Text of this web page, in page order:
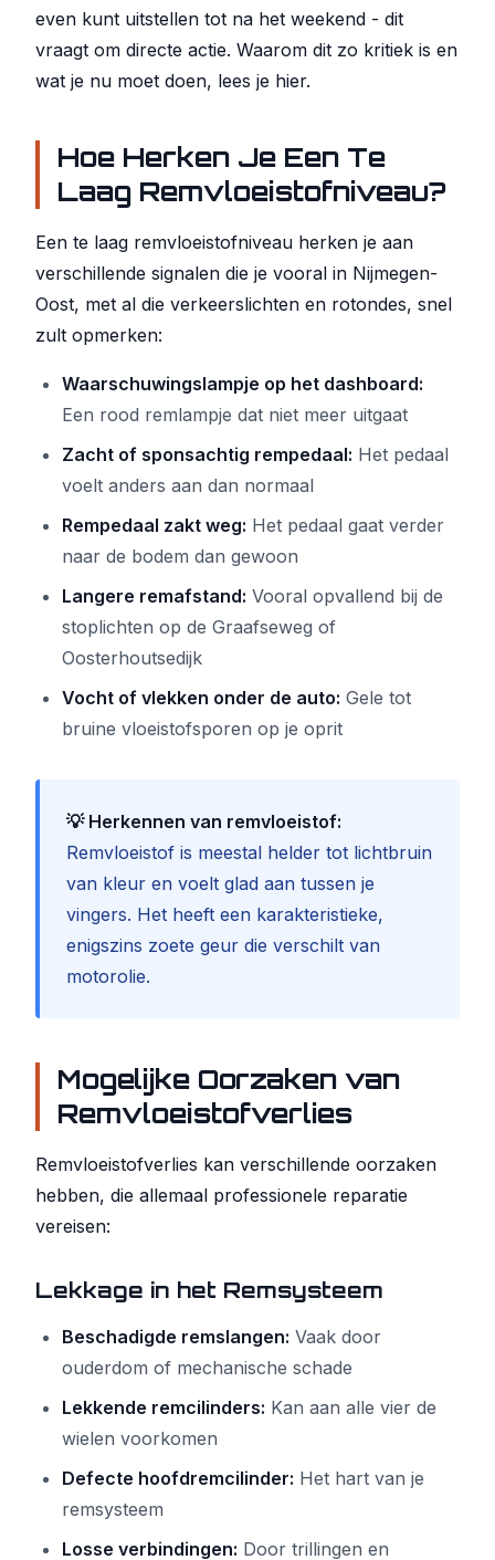
even kunt uitstellen tot na het weekend - dit
vraagt om directe actie. Waarom dit zo kritiek is en
wat je nu moet doen, lees je hier.
Hoe Herken Je Een Te
Laag Remvloeistofniveau?
Een te laag remvloeistofniveau herken je aan
verschillende signalen die je vooral in Nijmegen-
Oost, met al die verkeerslichten en rotondes, snel
zult opmerken:
Waarschuwingslampje op het dashboard:
Een rood remlampje dat niet meer uitgaat
Zacht of sponsachtig rempedaal: Het pedaal
voelt anders aan dan normaal
Rempedaal zakt weg: Het pedaal gaat verder
naar de bodem dan gewoon
Langere remafstand: Vooral opvallend bij de
stoplichten op de Graafseweg of
Oosterhoutsedijk
Vocht of vlekken onder de auto: Gele tot
bruine vloeistofsporen op je oprit
💡 Herkennen van remvloeistof:
Remvloeistof is meestal helder tot lichtbruin
van kleur en voelt glad aan tussen je
vingers. Het heeft een karakteristieke,
enigszins zoete geur die verschilt van
motorolie.
Mogelijke Oorzaken van
Remvloeistofverlies
Remvloeistofverlies kan verschillende oorzaken
hebben, die allemaal professionele reparatie
vereisen:
Lekkage in het Remsysteem
Beschadigde remslangen: Vaak door
ouderdom of mechanische schade
Lekkende remcilinders: Kan aan alle vier de
wielen voorkomen
Defecte hoofdremcilinder: Het hart van je
remsysteem
Losse verbindingen: Door trillingen en